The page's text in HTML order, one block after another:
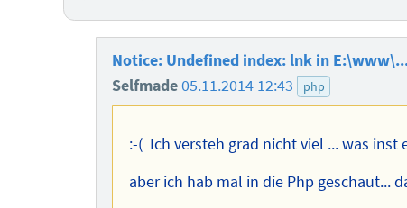
Notice: Undefined index: lnk in
Selfmade05.11.2014 12:43 php
:-( Ich versteh grad nicht viel ... was inst
aber ich hab mal in die Php geschaut...